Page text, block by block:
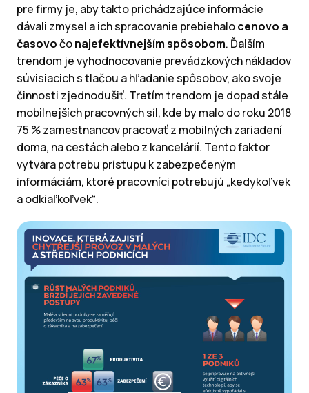
pre firmy je, aby takto prichádzajúce informácie
dávali zmysel a ich spracovanie prebiehalocenovo a
časovočonajefektívnejším spôsobom. Ďalším
trendom je vyhodnocovanie prevádzkových nákladov
súvisiacich s tlačou a hľadanie spôsobov, ako svoje
činnosti zjednodušiť. Tretím trendom je dopad stále
mobilnejších pracovných síl, kde by malo do roku 2018
75 % zamestnancov pracovať z mobilných zariadení
doma, na cestách alebo z kancelárií. Tento faktor
vytvára potrebu prístupu k zabezpečeným
informáciám, ktoré pracovníci potrebujú „kedykoľvek
a odkiaľkoľvek“.